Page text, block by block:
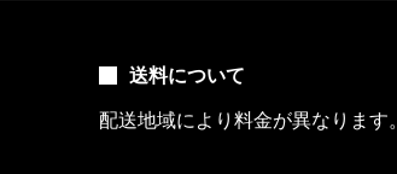
送料について
配送地域により料金が異なります。